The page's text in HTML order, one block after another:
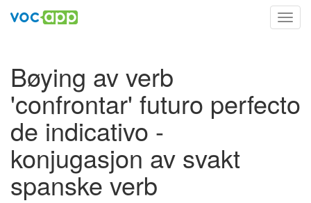
Bøying av verb
'confrontar' futuro perfecto
de indicativo -
konjugasjon av svakt
spanske verb